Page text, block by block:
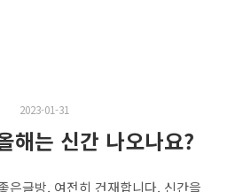
2023-01-31
해는 신간 나오나요?
은글방, 여전히 건재합니다. 신간을